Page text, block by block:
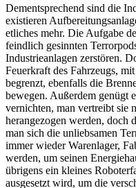
Dementsprechend sind die
existieren
etliches mehr. Die Aufgabe
feindlich gesinnten
Industrieanlagen zerstören.
Feuerkraft des Fahrzeugs,
begrenzt, ebenfalls die
bewegen. Außerdem genügt
vernichten, man vertreibt sie
herangezogen werden, doch
man sich die unliebsamen
immer wieder Warenlager,
werden, um seinen
übrigens ein kleines
ausgesetzt wird, um die